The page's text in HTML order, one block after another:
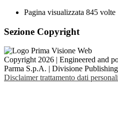
Pagina visualizzata 845 volte
Sezione Copyright
Copyright 2026 | Engineered and
Parma S.p.A. | Divisione
Disclaimer trattamento dati